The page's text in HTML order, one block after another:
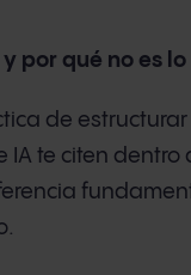
y por qué no es
de
IA te citen